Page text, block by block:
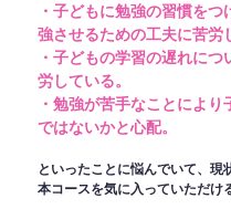
・子どもに勉強の習慣を
強させるための工夫に苦労
・子どもの学習の遅れに
労している。
・勉強が苦手なことによ
ではないかと心配。
といったことに悩んでいて、現
本コースを気に入っていただけ